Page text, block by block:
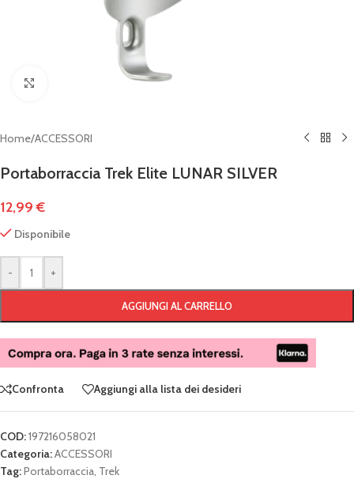
Clicca per ingrandire
Home/ACCESSORI
Portaborraccia Trek Elite LUNAR SILVER
12,99€
Disponibile
- +
AGGIUNGI AL CARRELLO
Confronta Aggiungi alla lista dei desideri
COD:197216058021
Categoria:ACCESSORI
Tag:Portaborraccia, Trek